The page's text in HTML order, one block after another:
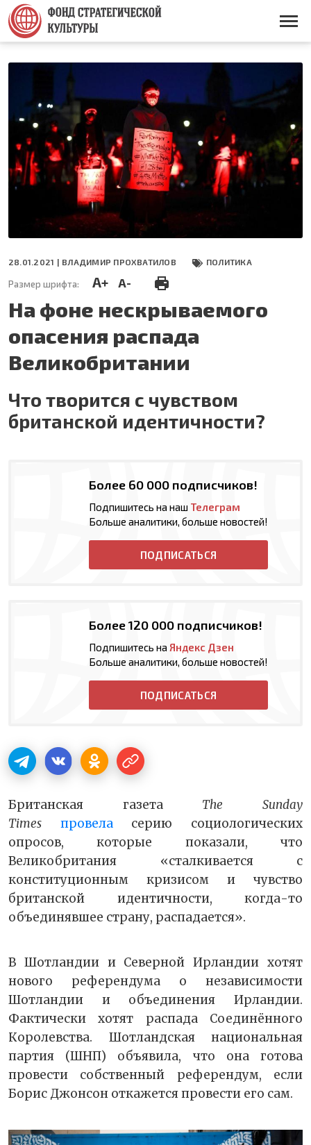
Перейти
основному
содержанию
Основная
28.01.2021 | ВЛАДИМИР ПРОХВАТИЛОВ ПОЛИТИКА
Размер шрифта: A+ A-
На фоне нескрываемого
опасения распада
Великобритании
Что творится с чувством
британской идентичности?
Более 60 000 подписчиков!
Подпишитесь на наш Телеграм
Больше аналитики, больше новостей!
ПОДПИСАТЬСЯ
Более 120 000 подписчиков!
Подпишитесь на Яндекс Дзен
Больше аналитики, больше новостей!
ПОДПИСАТЬСЯ
Британская газета The Sunday
Times
провеласерию социологических
опросов, которые показали, что
Великобритания «сталкивается с
конституционным кризисом и чувство
британской идентичности, когда-то
объединявшее страну, распадается».
В Шотландии и Северной Ирландии хотят
нового референдума о независимости
Шотландии и объединения Ирландии.
Фактически хотят распада Соединённого
Королевства. Шотландская национальная
партия (ШНП) объявила, что она готова
провести собственный референдум, если
Борис Джонсон откажется провести его сам.